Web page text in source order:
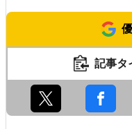
記事タ